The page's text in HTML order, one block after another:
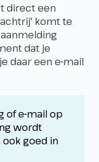
direct een
komt te
dat je
daar een e-mail
of e-mail op
wordt
ook goed in